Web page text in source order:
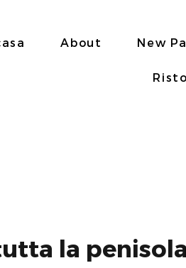
About New
la